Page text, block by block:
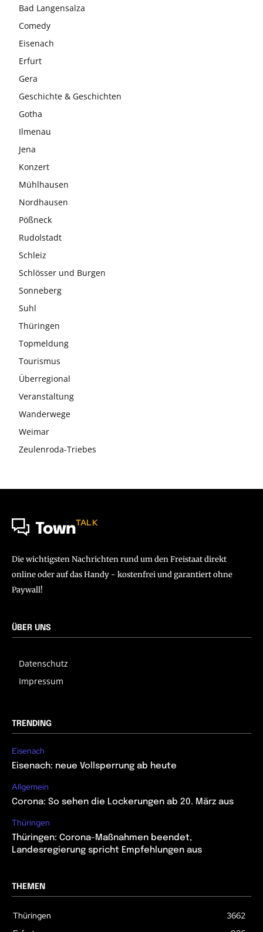
Bad Langensalza
Comedy
Eisenach
Erfurt
Gera
Geschichte & Geschichten
Gotha
Ilmenau
Jena
Konzert
Mühlhausen
Nordhausen
Pößneck
Rudolstadt
Schleiz
Schlösser und Burgen
Sonneberg
Suhl
Thüringen
Topmeldung
Tourismus
Überregional
Veranstaltung
Wanderwege
Weimar
Zeulenroda-Triebes
TownTALK
Die wichtigsten Nachrichten rund um den Freistaat direkt
online oder auf das Handy - kostenfrei und garantiert ohne
Paywall!
ÜBER UNS
Datenschutz
Impressum
TRENDING
Eisenach
Eisenach: neue Vollsperrung ab heute
Allgemein
Corona: So sehen die Lockerungen ab 20. März aus
Thüringen
Thüringen: Corona-Maßnahmen beendet,
Landesregierung spricht Empfehlungen aus
THEMEN
Thüringen
3662